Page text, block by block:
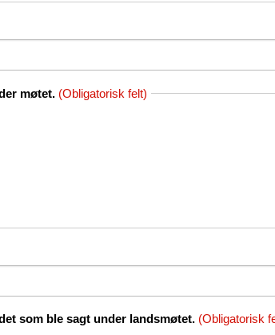
møtet. (Obligatorisk felt)
som ble sagt under landsmøtet. (Obligatorisk